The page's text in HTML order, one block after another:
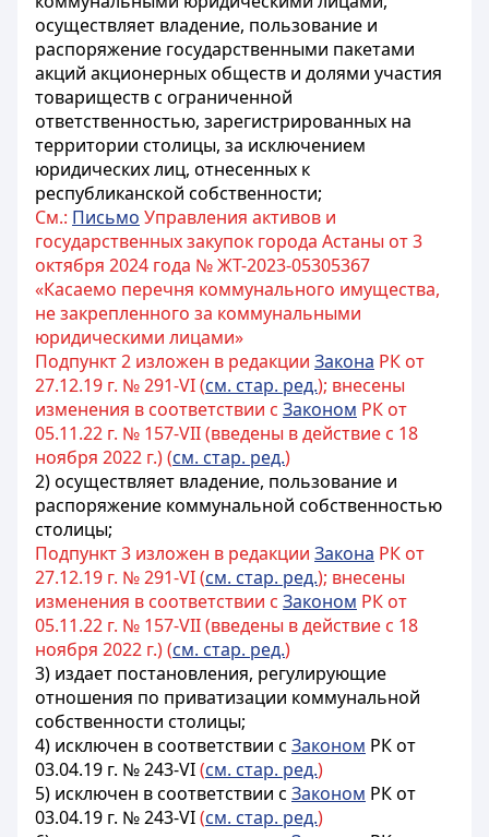
осуществляет владение, пользование и
распоряжение государственными пакетами
акций акционерных обществ и долями участия
товариществ с ограниченной
ответственностью, зарегистрированных на
территории столицы, за исключением
юридических лиц, отнесенных к
республиканской собственности;
См.: Письмо Управления активов и
государственных закупок города Астаны от 3
октября 2024 года № ЖТ-2023-05305367
«Касаемо перечня коммунального имущества,
не закрепленного за коммунальными
юридическими лицами»
Подпункт 2 изложен в редакции Закона РК от
27.12.19 г. № 291-VI (см. стар. ред.); внесены
изменения в соответствии с Законом РК от
05.11.22 г. № 157-VII (введены в действие с 18
ноября 2022 г.) (см. стар. ред.)
2) осуществляет владение, пользование и
распоряжение коммунальной собственностью
столицы;
Подпункт 3 изложен в редакции Закона РК от
27.12.19 г. № 291-VI (см. стар. ред.); внесены
изменения в соответствии с Законом РК от
05.11.22 г. № 157-VII (введены в действие с 18
ноября 2022 г.) (см. стар. ред.)
3) издает постановления, регулирующие
отношения по приватизации коммунальной
собственности столицы;
4) исключен в соответствии с Законом РК от
03.04.19 г. № 243-VI(см. стар. ред.)
5) исключен в соответствии с Законом РК от
03.04.19 г. № 243-VI(см. стар. ред.)